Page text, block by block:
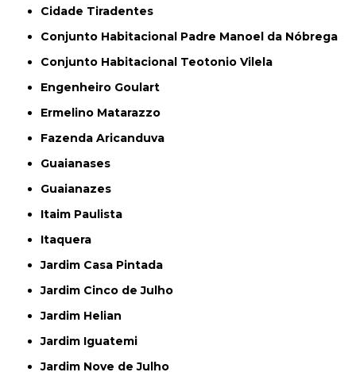
Cidade Tiradentes
Conjunto Habitacional Padre Manoel da Nóbrega
Conjunto Habitacional Teotonio Vilela
Engenheiro Goulart
Ermelino Matarazzo
Fazenda Aricanduva
Guaianases
Guaianazes
Itaim Paulista
Itaquera
Jardim Casa Pintada
Jardim Cinco de Julho
Jardim Helian
Jardim Iguatemi
Jardim Nove de Julho